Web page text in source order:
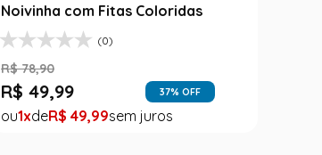
Noivinha com Fitas Coloridas
(0)
R$ 78,90
R$ 49,99 37% OFF
1 R$ 49,99